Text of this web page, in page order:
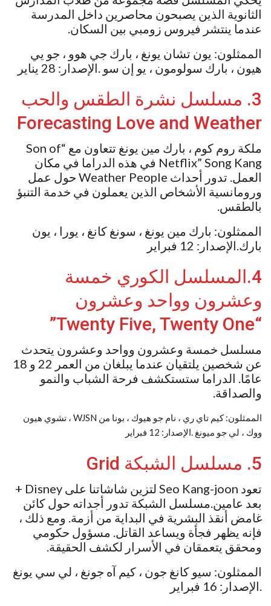
الثانوية الذين يصبحون محاصرين داخل المدرسة
عندما ينتشر فيروس زومبي بين السكان.
الممثلون: يون تشان يونغ ، بارك جي هوو ، جو يي
هيون ، بارك سولومون ، يو إن سو .الإصدار: 28 يناير
3. مسلسل نشرة الطقس والحب
Forecasting Love and Weather
ملكة روم كوم ، بارك مين يونغ تتعاون مع “Son of
Netflix” Song Kang في هذه الدراما في مكان
العمل. تدور أحداث Weather People حول عمل
ورومانسية الأشخاص الذين يعملون في خدمة التنبؤ
بالطقس.
الممثلون: بارك مين يونغ ، سونغ كانغ ، يورا ، يون
بارك.الإصدار: 12 فبراير
4.المسلسل الكوري خمسة
وعشرون وواحد وعشرون
“Twenty Five, Twenty One”
مسلسل خمسة وعشرون وواحد وعشرون يتحدث
عن شخصين يلتقيان عندما يبلغان من العمر 22 و 18
عامًا. الدراما ستستكشف فرحة الشباب والنمو
والصداقة.
الممثلون: كيم تاي ري ، نام جو هيوك ، بونا من WJSN ، تشوي هيون
ووك ، لي جو ميونغ .الإصدار: 12 فبراير
5. مسلسل الشبكة Grid
تعود Seo Kang-joon لتزين شاشاتنا على Disney +
بعد عامين.مسلسل الشبكة تدور أجداته حول كائن
غامض أنقذ البشرية في البداية من أزمة. ومع ذلك ،
فإنه يظهر فجأة ويساعد القاتل. مسؤول حكومي
ومحقق يتعمقان في الأسرار لكشف الحقيقة.
الممثلون: سيو كانغ جون ، كيم آه جونغ ، لي سي يونغ
.الإصدار: 16 فبراير